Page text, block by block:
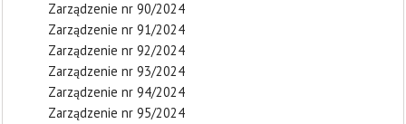
Zarządzenie nr 90/2024
Zarządzenie nr 91/2024
Zarządzenie nr 92/2024
Zarządzenie nr 93/2024
Zarządzenie nr 94/2024
Zarządzenie nr 95/2024